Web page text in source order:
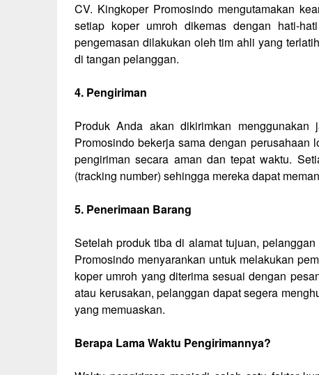
CV. Kingkoper Promosindo mengutamakan
setiap koper umroh dikemas dengan hati-
pengemasan dilakukan oleh tim ahli yang
di tangan pelanggan.
4. Pengiriman
Produk Anda akan dikirimkan
Promosindo bekerja sama dengan
pengiriman secara aman dan tepat waktu.
(tracking number) sehingga mereka dapat
5. Penerimaan Barang
Setelah produk tiba di alamat tujuan,
Promosindo menyarankan untuk melakukan
koper umroh yang diterima sesuai dengan
atau kerusakan, pelanggan dapat segera
yang memuaskan.
Berapa Lama Waktu Pengirimannya?